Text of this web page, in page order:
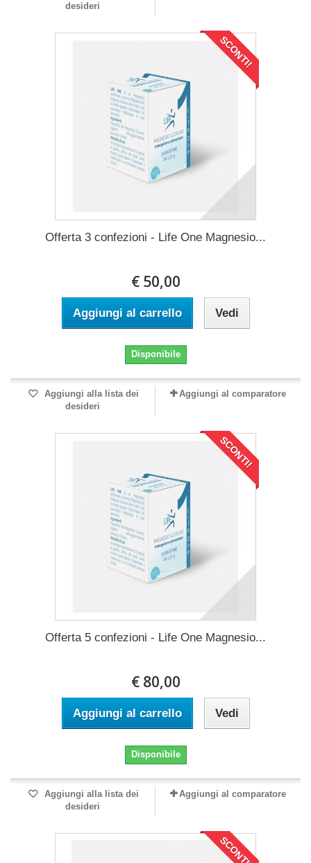
desideri
SCONTI!
Offerta 3 confezioni - Life One Magnesio...
€ 50,00
Aggiungi al carrello Vedi
Disponibile
Aggiungi alla lista dei
desideri
Aggiungi al comparatore
SCONTI!
Offerta 5 confezioni - Life One Magnesio...
€ 80,00
Aggiungi al carrello Vedi
Disponibile
Aggiungi alla lista dei
desideri
Aggiungi al comparatore
SCONTI!